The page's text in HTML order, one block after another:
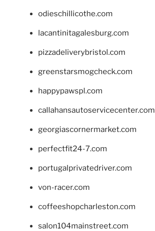
odieschillicothe.com
lacantinitagalesburg.com
pizzadeliverybristol.com
greenstarsmogcheck.com
happypawspl.com
callahansautoservicecenter.com
georgiascornermarket.com
perfectfit24-7.com
portugalprivatedriver.com
von-racer.com
coffeeshopcharleston.com
salon104mainstreet.com